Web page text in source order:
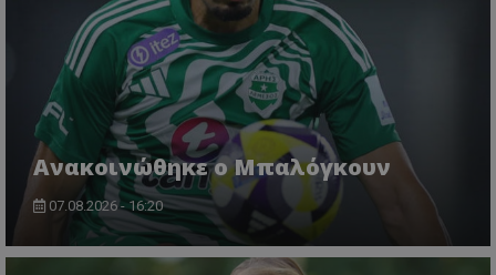
Ανακοινώθηκε ο Μπαλόγκουν
07.08.2026 - 16:20